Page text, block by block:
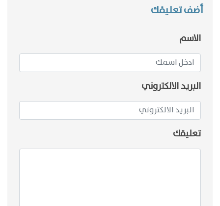
أضف تعليقك
الاسم
البريد الالكتروني
تعليقك